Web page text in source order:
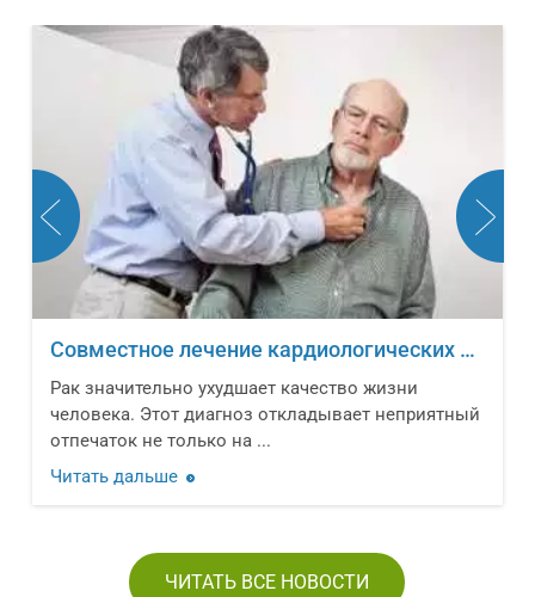
Совместное лечение кардиологических заболеваний и онкологических новообразований
Рак значительно ухудшает качество жизни
человека. Этот диагноз откладывает неприятный
отпечаток не только на ...
Читать дальше
ЧИТАТЬ ВСЕ НОВОСТИ